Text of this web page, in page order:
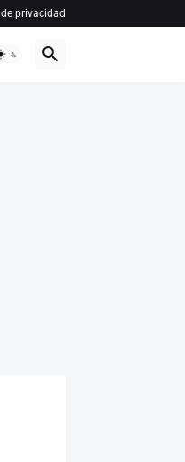
privacidad